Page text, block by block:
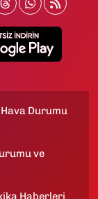
Durumu
ve